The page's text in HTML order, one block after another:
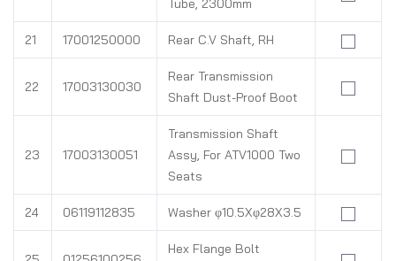
Tube, 2300mm
21 17001250000 Rear C.V Shaft, RH
22 17003130030
Rear Transmission
Shaft Dust-Proof Boot
23 17003130051
Transmission Shaft
Assy, For ATV1000 Two
Seats
24 06119112835 Washer φ10.5Xφ28X3.5
Hex Flange Bolt